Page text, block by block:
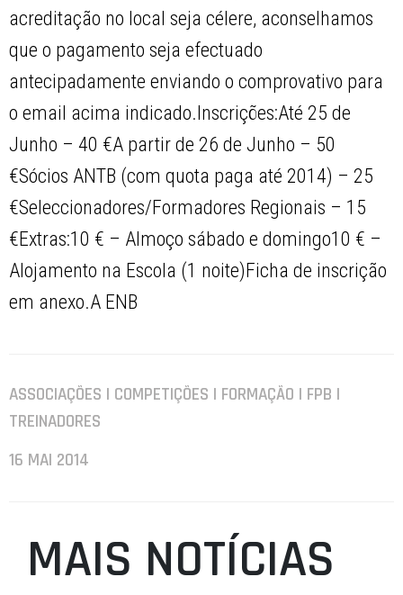
acreditação no local seja célere, aconselhamos
que o pagamento seja efectuado
antecipadamente enviando o comprovativo para
o email acima indicado.Inscrições:Até 25 de
Junho – 40 €A partir de 26 de Junho – 50
€Sócios ANTB (com quota paga até 2014) – 25
€Seleccionadores/Formadores Regionais – 15
€Extras:10 € – Almoço sábado e domingo10 € –
Alojamento na Escola (1 noite)Ficha de inscrição
em anexo.A ENB
ASSOCIAÇÕES | COMPETIÇÕES | FORMAÇÃO | FPB |
TREINADORES
16 MAI 2014
MAIS NOTÍCIAS